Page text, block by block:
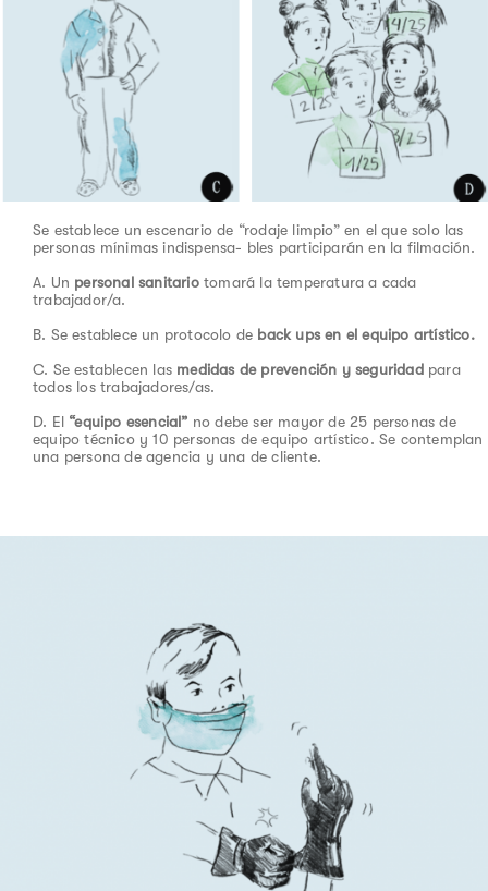
Se establece un escenario de “rodaje limpio” en el que solo las
personas mínimas indispensa- bles participarán en la filmación.
A. Un personal sanitariotomará la temperatura a cada
trabajador/a.
B. Se establece un protocolo de back ups en el equipo artístico.
C. Se establecen las medidas de prevención y seguridadpara
todos los trabajadores/as.
D. El “equipo esencial” no debe ser mayor de 25 personas de
equipo técnico y 10 personas de equipo artístico. Se contemplan
una persona de agencia y una de cliente.